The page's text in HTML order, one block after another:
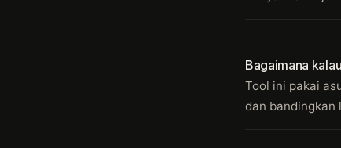
Bagaimana
Tool ini pakai
dan bandingkan